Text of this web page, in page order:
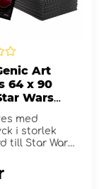
Art
64 x 90
Wars
Grievous
med
i storlek
till Star Wars: